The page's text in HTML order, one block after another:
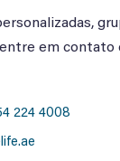
em contato
224 4008